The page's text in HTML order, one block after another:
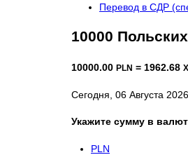
Перевод в СДР
10000
10000.00 PLN = 1962.68
Сегодня, 06 Августа
Укажите сумму в
PLN